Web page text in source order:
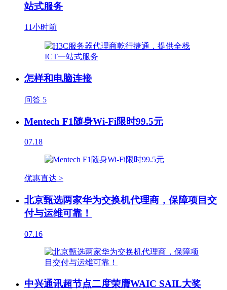
站式服务
11小时前
怎样和电脑连接
问答 5
Mentech F1随身Wi-Fi限时99.5元
07.18
优惠直达 >
北京甄选两家华为交换机代理商，保障项目交
付与运维可靠！
07.16
中兴通讯超节点二度荣膺WAIC SAIL大奖